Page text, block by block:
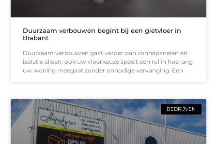
Duurzaam verbouwen begint bij een gietvloer in
Brabant
Duurzaam verbouwen gaat verder dan zonnepanelen en
isolatie alleen; ook uw vloerkeuze speelt een rol in hoe lang
uw woning meegaat zonder onnodige vervanging. Een
BEDRIJVEN